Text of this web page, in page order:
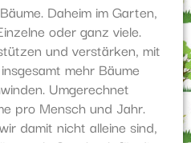
Daheim im Garten,
oder ganz viele.
und verstärken, mit
mehr Bäume
Umgerechnet
pro Mensch und Jahr.
damit nicht alleine sind,